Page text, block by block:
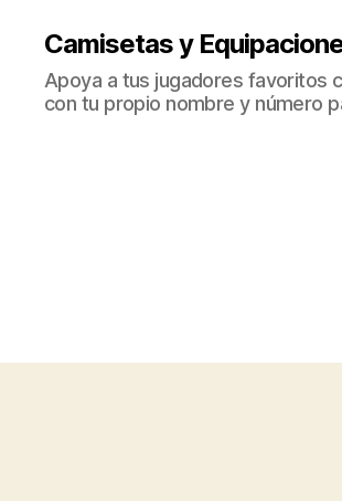
Camisetas y
Apoya a tus jugadores favoritos
con tu propio nombre y número